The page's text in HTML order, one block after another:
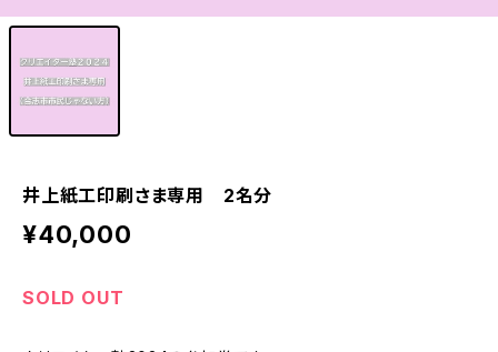
井上紙工印刷さま専用 2名分
¥40,000
SOLD OUT